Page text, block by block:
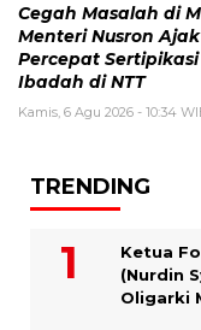
Cegah Masalah di
Menteri Nusron
Percepat
Ibadah di NTT
Kamis, 6 Agu 2026 - 10:34
TRENDING
Ketua
(Nurdin
Oligarki